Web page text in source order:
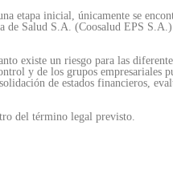
etapa inicial, únicamente se
de Salud S.A. (Coosalud EPS
existe un riesgo para las
y de los grupos empresariales
de estados financieros,
del término legal previsto.